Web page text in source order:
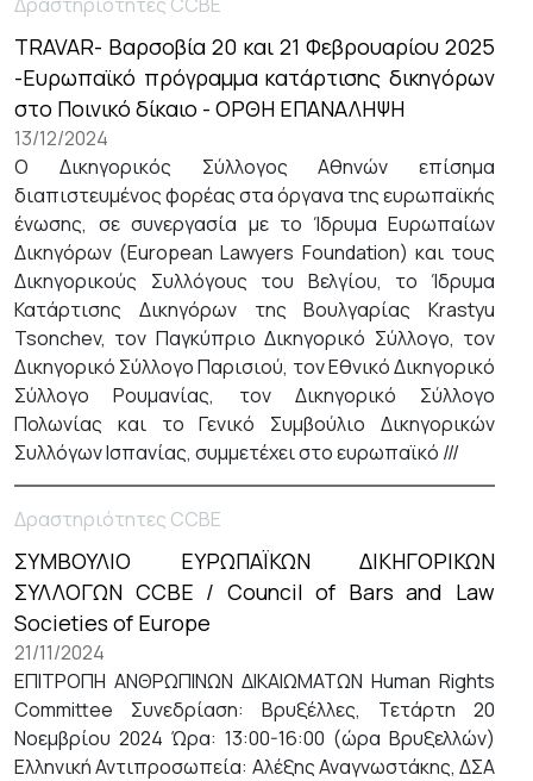
TRAVAR- Βαρσοβία 20 και 21 Φεβρουαρίου 2025
-Ευρωπαϊκό πρόγραμμα κατάρτισης δικηγόρων
στο Ποινικό δίκαιο - ΟΡΘΗ ΕΠΑΝΑΛΗΨΗ
13/12/2024
Ο Δικηγορικός Σύλλογος Αθηνών επίσημα
διαπιστευμένος φορέας στα όργανα της ευρωπαϊκής
ένωσης, σε συνεργασία με το Ίδρυμα Ευρωπαίων
Δικηγόρων (European Lawyers Foundation) και τους
Δικηγορικούς Συλλόγους του Βελγίου, το Ίδρυμα
Κατάρτισης Δικηγόρων της Βουλγαρίας Krastyu
Tsonchev, τον Παγκύπριο Δικηγορικό Σύλλογο, τον
Δικηγορικό Σύλλογο Παρισιού, τον Εθνικό Δικηγορικό
Σύλλογο Ρουμανίας, τον Δικηγορικό Σύλλογο
Πολωνίας και το Γενικό Συμβούλιο Δικηγορικών
Συλλόγων Ισπανίας, συμμετέχει στο ευρωπαϊκό ///
Δραστηριότητες CCBE
ΣΥΜΒΟΥΛΙΟ ΕΥΡΩΠΑΪΚΩΝ ΔΙΚΗΓΟΡΙΚΩΝ
ΣΥΛΛΟΓΩΝ CCBE / Council of Bars and Law
Societies of Europe
21/11/2024
ΕΠΙΤΡΟΠΗ ΑΝΘΡΩΠΙΝΩΝ ΔΙΚΑΙΩΜΑΤΩΝ Human Rights
Committee Συνεδρίαση: Βρυξέλλες, Τετάρτη 20
Νοεμβρίου 2024 Ώρα: 13:00-16:00 (ώρα Βρυξελλών)
Ελληνική Αντιπροσωπεία: Αλέξης Αναγνωστάκης, ΔΣΑ